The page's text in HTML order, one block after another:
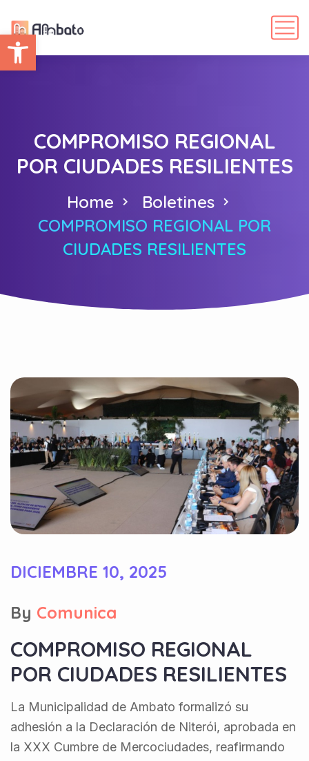
Abrir barra de herramientas
COMPROMISO REGIONAL
POR CIUDADES RESILIENTES
Home
Boletines
COMPROMISO REGIONAL POR
CIUDADES RESILIENTES
DICIEMBRE 10, 2025
By Comunica
COMPROMISO REGIONAL
POR CIUDADES RESILIENTES
La Municipalidad de Ambato formalizó su
adhesión a la Declaración de Niterói, aprobada en
la XXX Cumbre de Mercociudades, reafirmando